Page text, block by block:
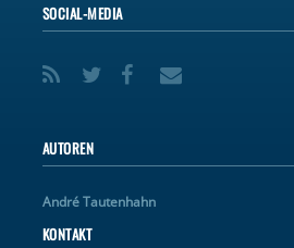
SOCIAL-MEDIA
AUTOREN
André Tautenhahn
KONTAKT